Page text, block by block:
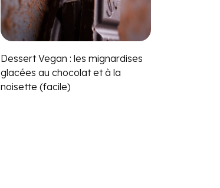
Dessert Vegan : les mignardises
glacées au chocolat et à la
noisette (facile)